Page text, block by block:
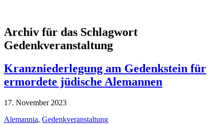
Archiv für das Schlagwort
Gedenkveranstaltung
Kranzniederlegung am Gedenkstein für
ermordete jüdische Alemannen
17. November 2023
Alemannia, Gedenkveranstaltung